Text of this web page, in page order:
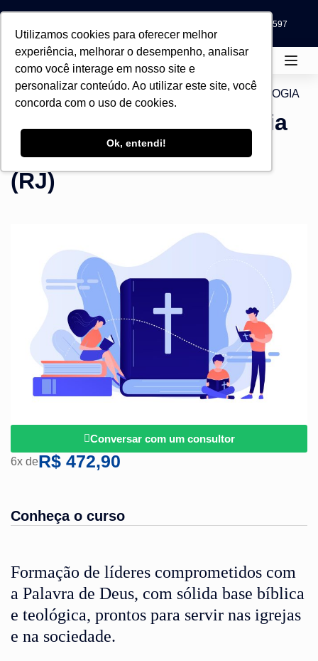
Utilizamos cookies para oferecer melhor
experiência, melhorar o desempenho, analisar
como você interage em nosso site e
personalizar conteúdo. Ao utilizar este site, você
concorda com o uso de cookies.
Ok, entendi!
0800 580 3597
Home Todos os cursos Escolas TEOLOGIA
Bacharelado em Teologia
semipresencial – Niterói
(RJ)
Conversar com um consultor
6x deR$ 472,90
Conheça o curso
Formação de líderes comprometidos com
a Palavra de Deus, com sólida base bíblica
e teológica, prontos para servir nas igrejas
e na sociedade.